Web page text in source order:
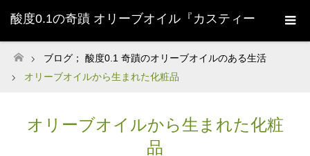
酸度0.1の奇蹟 オリーブオイル『カスティー
ジョ・デ・タベルナス0.1』株式会社清州
ホーム
ブログ； 酸度0.1 奇蹟のオリーブオイルのある生活
オリーブオイルから生まれた化粧品
オリーブオイルから生まれた化粧
品